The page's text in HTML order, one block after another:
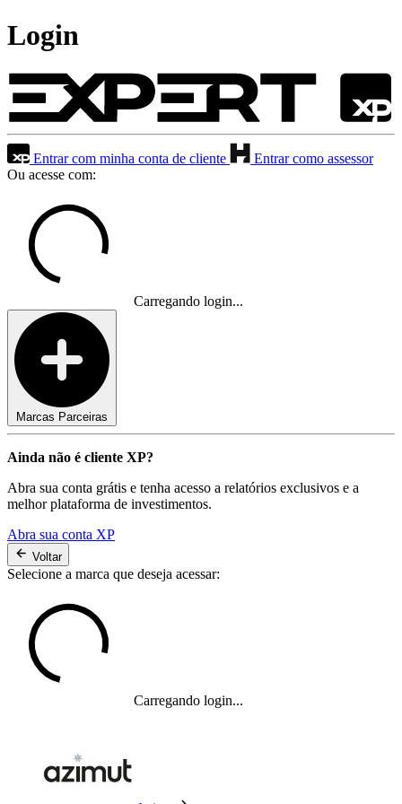
Login
Entrar com minha conta de cliente
Entrar como assessor
Ou acesse com:
Carregando login...
Marcas Parceiras
Ainda não é cliente XP?
Abra sua conta grátis e tenha acesso a relatórios exclusivos e a
melhor plataforma de investimentos.
Abra sua conta XP
Voltar
Selecione a marca que deseja acessar:
Carregando login...